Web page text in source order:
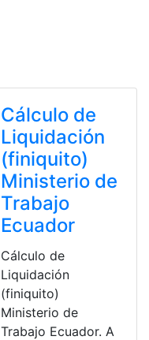
Cálculo de
Liquidación
(finiquito)
Ministerio de
Trabajo
Ecuador
Cálculo de
Liquidación
(finiquito)
Ministerio de
Trabajo Ecuador. A